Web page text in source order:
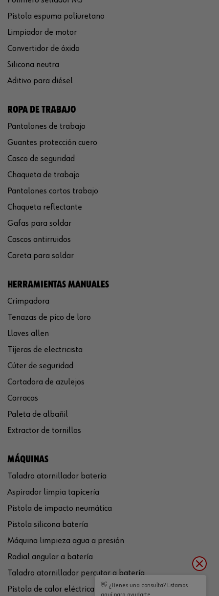
Pistola espuma poliuretano
Limpiador de motor
Convertidor de óxido
Silicona neutra
Aditivo para diésel
ROPA DE TRABAJO
Pantalones de trabajo
Guantes protección cuero
Casco de seguridad
Chaqueta de trabajo
Pantalones cortos trabajo
Chaqueta reflectante
Gafas para soldar
Cascos antirruidos
Careta para soldar
HERRAMIENTAS MANUALES
Crimpadora
Tenazas de pico de loro
Llaves allen
Tijeras de electricista
Cúter de seguridad
Cortadora de azulejos
Carracas
Paleta de albañil
Extractor de tornillos
MÁQUINAS
Taladro atornillador batería
Aspirador limpia tapicería
Pistola de impacto neumática
Pistola silicona batería
Máquina limpieza agua a presión
Radial angular a batería
Taladro atornillador percutor a batería
Pistola de calor eléctrica
👋 ¿Tienes una consulta? Estamos